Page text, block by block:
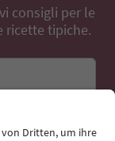
consigli per le
ricette tipiche.